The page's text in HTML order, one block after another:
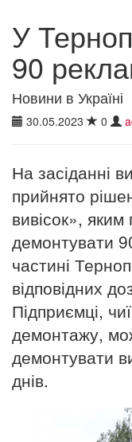
У
90
Новини в Україні
30.05.2023 0
На засіданні
прийнято
вивісок»,
демонтувати
частині
відповідних
Підприємці,
демонтажу,
демонтувати
днів.